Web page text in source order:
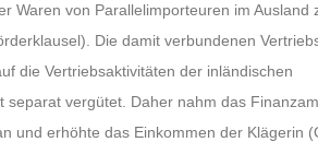
Waren von Parallelimporteuren im Ausland
Die damit verbundenen
die Vertriebsaktivitäten der inländischen
vergütet. Daher nahm das
und erhöhte das Einkommen der Klägerin